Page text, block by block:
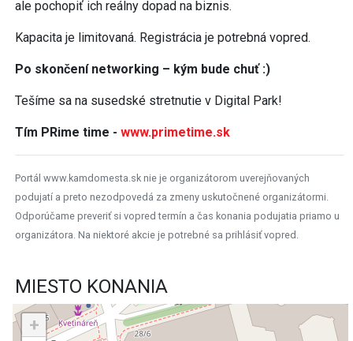
ale pochopiť ich reálny dopad na biznis.
Kapacita je limitovaná. Registrácia je potrebná vopred.
Po skončení networking – kým bude chuť :)
Tešíme sa na susedské stretnutie v Digital Park!
Tím PRime time - www.primetime.sk
Portál www.kamdomesta.sk nie je organizátorom uverejňovaných
podujatí a preto nezodpovedá za zmeny uskutočnené organizátormi.
Odporúčame preveriť si vopred termín a čas konania podujatia priamo u
organizátora. Na niektoré akcie je potrebné sa prihlásiť vopred.
MIESTO KONANIA
+